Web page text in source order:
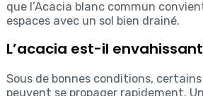
que l’Acacia blanc commun
espaces avec un sol bien drainé.
L’acacia est-il
Sous de bonnes conditions,
peuvent se propager rapidement.